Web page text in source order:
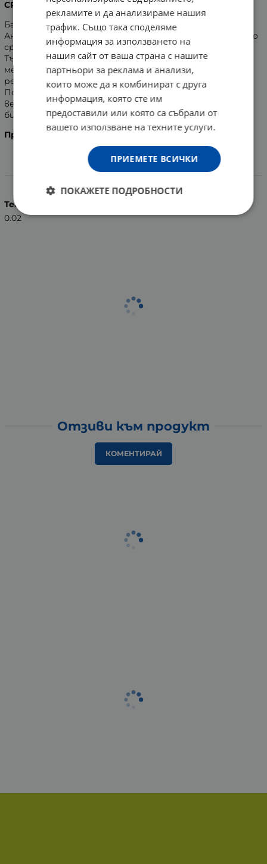
СРЕБРО ЗА ДЕЦА SOFT
Бамбукова четка за зъби с нано сребро Био Планет.
Антибактериалният бамбук Моко в комбинация с нано
среброто премахва бактериите в устната кухина.
Тънките върхове на влакната нежно почистват
междузъбното пространство, успокояват,
регенерират клетките и избелват зъбите.
Подходяща и за чувствителни зъби, чувствителни
венци, пародонтоза и брекети. Четката е напълно
биоразградима в природата.
Произведено
Характеристики
Тегло (кг.)
0.02
Отзиви към продукт
КОМЕНТИРАЙ
рекламите и да анализираме нашия
трафик. Също така споделяме
информация за използването на
нашия сайт от ваша страна с нашите
партньори за реклама и анализи,
които може да я комбинират с друга
информация, която сте им
предоставили или която са събрали от
вашето използване на техните услуги.
ПРИЕМЕТЕ ВСИЧКИ
ПОКАЖЕТЕ ПОДРОБНОСТИ